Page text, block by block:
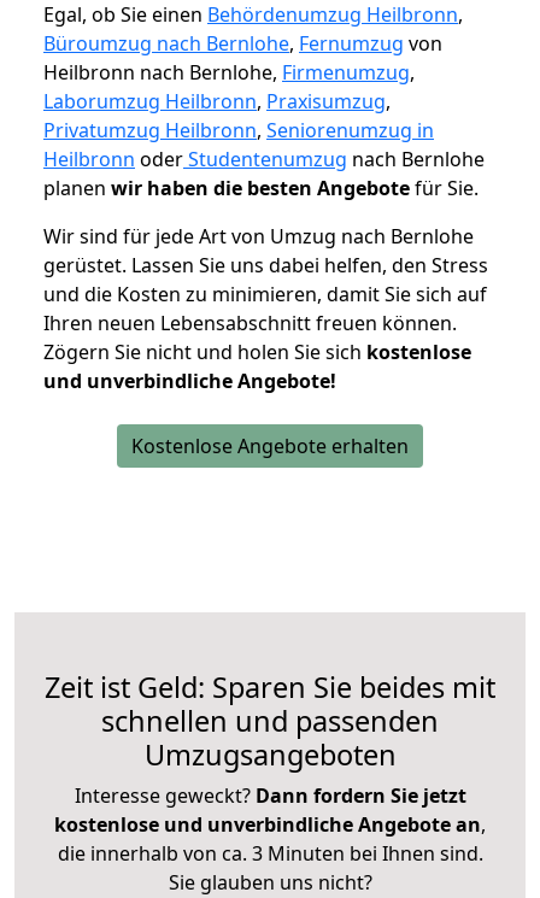
Egal, ob Sie einen Behördenumzug Heilbronn,
Büroumzug nach Bernlohe, Fernumzug von
Heilbronn nach Bernlohe, Firmenumzug,
Laborumzug Heilbronn, Praxisumzug,
Privatumzug Heilbronn, Seniorenumzug in
Heilbronn oderStudentenumzug nach Bernlohe
planen wir haben die besten Angebotefür Sie.
Wir sind für jede Art von Umzug nach Bernlohe
gerüstet. Lassen Sie uns dabei helfen, den Stress
und die Kosten zu minimieren, damit Sie sich auf
Ihren neuen Lebensabschnitt freuen können.
Zögern Sie nicht und holen Sie sich kostenlose
und unverbindliche Angebote!
Kostenlose Angebote erhalten
Zeit ist Geld: Sparen Sie beides mit
schnellen und passenden
Umzugsangeboten
Interesse geweckt? Dann fordern Sie jetzt
kostenlose und unverbindliche Angebote an,
die innerhalb von ca. 3 Minuten bei Ihnen sind.
Sie glauben uns nicht?